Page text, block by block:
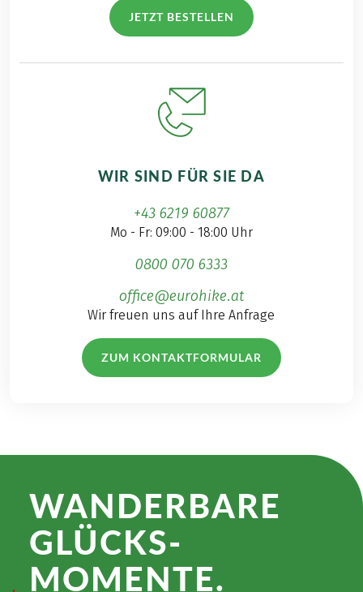
JETZT BESTELLEN
WIR SIND FÜR SIE DA
+43 6219 60877
Mo - Fr: 09:00 - 18:00 Uhr
0800 070 6333
office@eurohike.at
Wir freuen uns auf Ihre Anfrage
ZUM KONTAKTFORMULAR
WANDER­BARE
GLÜCKS­
MOMENTE.